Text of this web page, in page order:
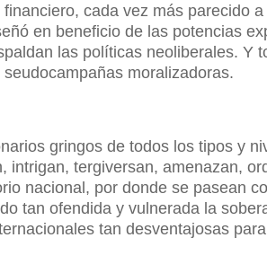
cada vez más parecido
en beneficio de las potencias
las políticas neoliberales. Y
moralizadoras.
gringos de todos los tipos y
intrigan, tergiversan, amenazan,
nacional, por donde se pasean
tan ofendida y vulnerada la
tan desventajosas